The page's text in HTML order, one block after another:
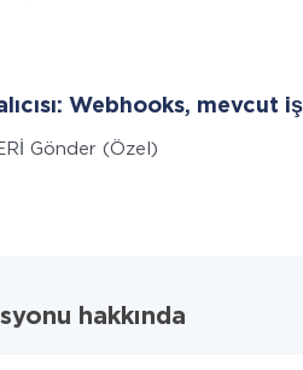
Webhooks, mevcut
Gönder (Özel)
hakkında